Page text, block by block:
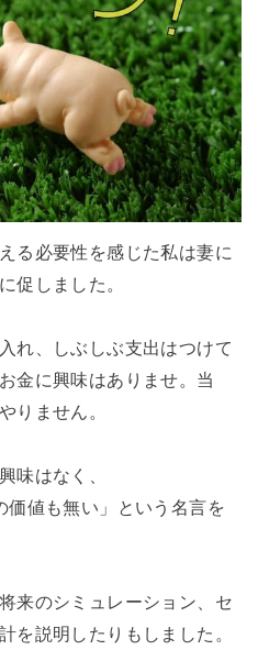
る必要性を感じた私は妻に
促しました。
れ、しぶしぶ支出はつけて
金に興味はありませ。当
りません。
味はなく、
価値も無い」という名言を
来のシミュレーション、セ
を説明したりもしました。